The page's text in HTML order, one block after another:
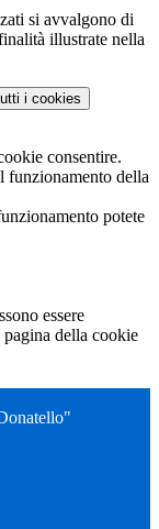
si avvalgono di
illustrate nella
i cookies
consentire.
funzionamento della
potete
essere
della cookie